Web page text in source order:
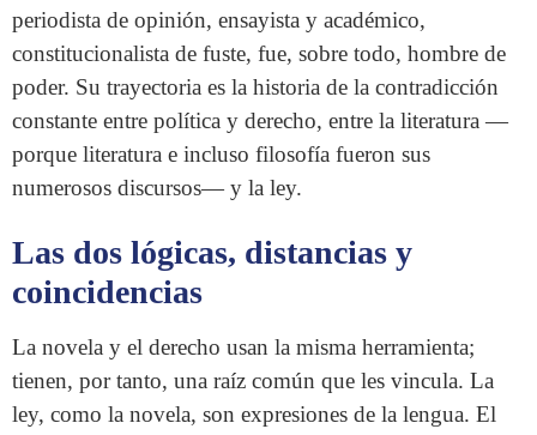
periodista de opinión, ensayista y académico,
constitucionalista de fuste, fue, sobre todo, hombre de
poder. Su trayectoria es la historia de la contradicción
constante entre política y derecho, entre la literatura —
porque literatura e incluso filosofía fueron sus
numerosos discursos— y la ley.
Las dos lógicas, distancias y
coincidencias
La novela y el derecho usan la misma herramienta;
tienen, por tanto, una raíz común que les vincula. La
ley, como la novela, son expresiones de la lengua. El